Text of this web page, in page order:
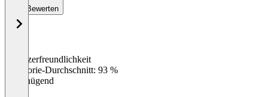
Bewerten
Benutzerfreundlichkeit
Kategorie-Durchschnitt: 93 %
Ungenügend